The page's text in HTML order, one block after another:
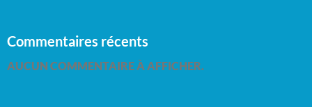
Commentaires récents
AUCUN COMMENTAIRE À AFFICHER.